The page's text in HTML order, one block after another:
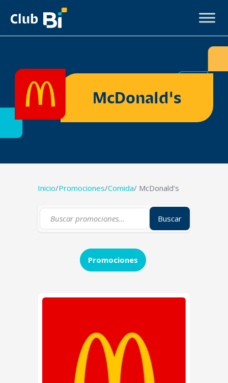
McDonald's
Inicio/Promociones/Comida/ McDonald's
Buscar
Promociones